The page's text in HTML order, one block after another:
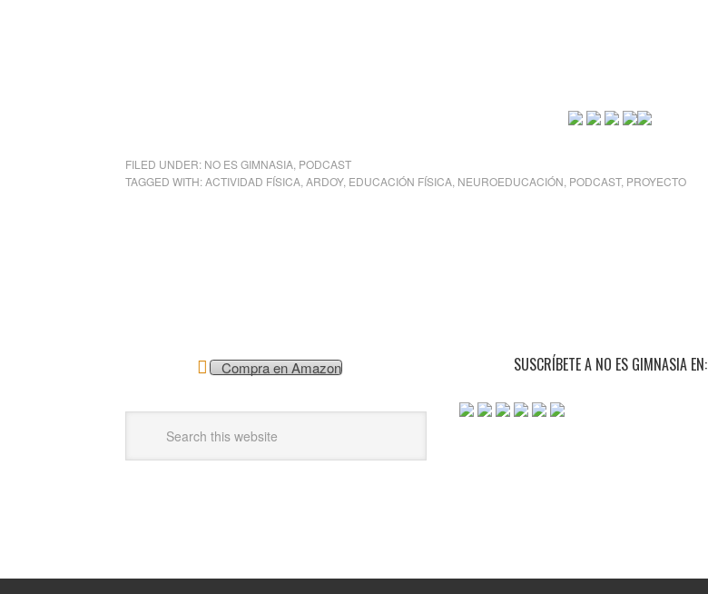
FILED UNDER: NO ES GIMNASIA PODCAST
TAGGED WITH:ACTIVIDAD FÍSICA ARDOY, EDUCACIÓN FÍSICA NEUROEDUCACIÓN PODCAST, PROYECTO
Compra en Amazon SUSCRÍBETE A NO ES GIMNASIA EN: